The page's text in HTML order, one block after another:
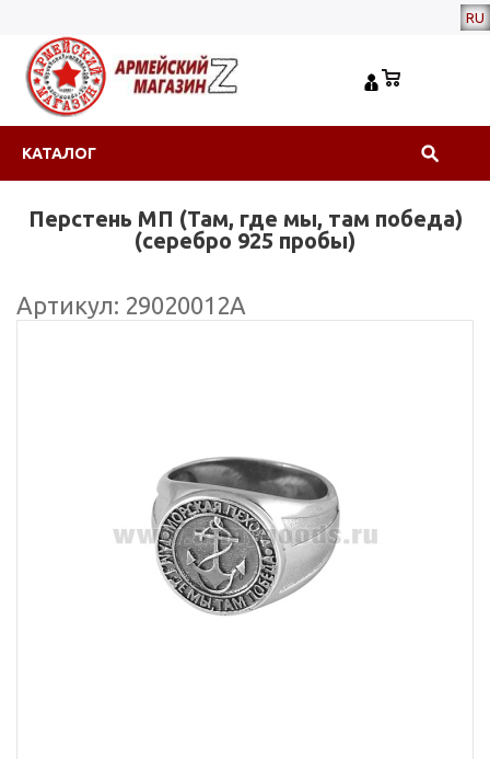
RU
КАТАЛОГ
Перстень МП (Там, где мы, там победа)
(серебро 925 пробы)
Артикул: 29020012А